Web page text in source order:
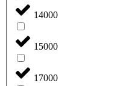
14000
15000
17000